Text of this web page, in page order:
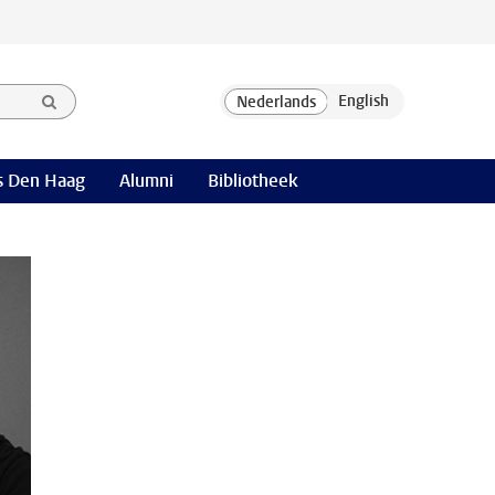
Den Haag Alumni Bibliotheek